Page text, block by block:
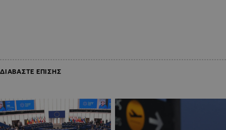
ΔΙΑΒΑΣΤΕ ΕΠΙΣΗΣ